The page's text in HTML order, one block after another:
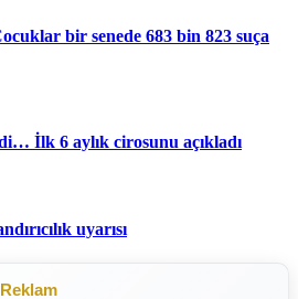
bir senede 683 bin 823 suça
İlk 6 aylık cirosunu açıkladı
uyarısı
Reklam